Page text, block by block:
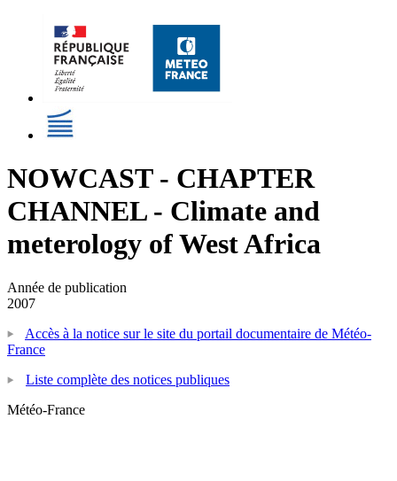
NOWCAST - CHAPTER
CHANNEL - Climate and
meterology of West Africa
Année de publication
2007
Accès à la notice sur le site du portail documentaire de Météo-
France
Liste complète des notices publiques
Météo-France